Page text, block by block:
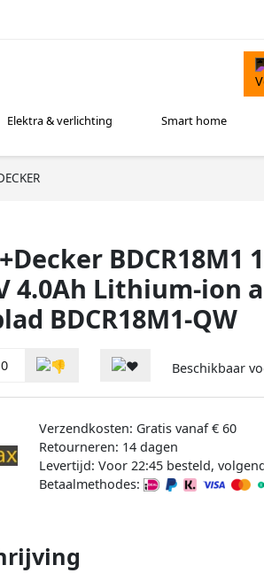
Elektra & verlichting Smart home
BDCR18M1
4.0Ah Lithium-ion
BDCR18M1-QW
0 Beschikbaar
Verzendkosten: Gratis vanaf € 60
Retourneren: 14 dagen
Levertijd: Voor 22:45 besteld,
Betaalmethodes: